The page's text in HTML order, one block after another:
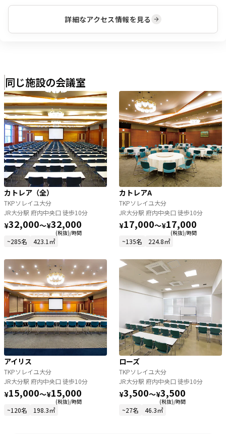
詳細なアクセス情報を見る
同じ施設の会議室
カトレア（全）
TKPソレイユ大分
JR大分駅 府内中央口 徒歩10分
¥32,000〜¥32,000
(税抜)/時間
~285名 423.1㎡
カトレアA
TKPソレイユ大分
JR大分駅 府内中央口 徒歩10分
¥17,000〜¥17,000
(税抜)/時間
~135名 224.8㎡
アイリス
TKPソレイユ大分
JR大分駅 府内中央口 徒歩10分
¥15,000〜¥15,000
(税抜)/時間
~120名 198.3㎡
ローズ
TKPソレイユ大分
JR大分駅 府内中央口 徒歩10分
¥3,500〜¥3,500
(税抜)/時間
~27名 46.3㎡